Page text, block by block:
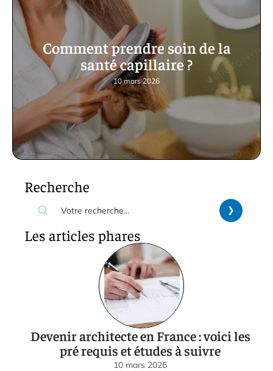
Comment prendre soin de la
santé capillaire ?
10 mars 2026
Recherche
Les articles phares
Devenir architecte en France : voici les
pré requis et études à suivre
10 mars 2026